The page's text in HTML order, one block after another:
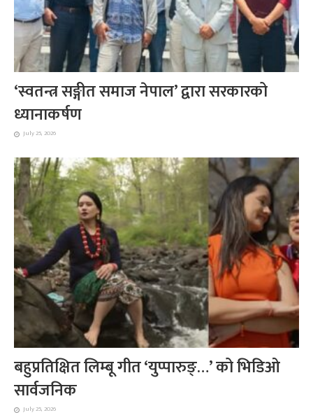
‘स्वतन्त्र सङ्गीत समाज नेपाल’ द्वारा सरकारको
ध्यानाकर्षण
July 25, 2026
बहुप्रतिक्षित लिम्बू गीत ‘युप्पारुङ्…’ को भिडिओ
सार्वजनिक
July 25, 2026